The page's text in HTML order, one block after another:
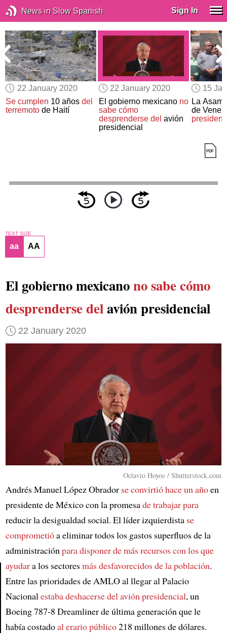
News in Slow Spanish Sign In
22 January 2020
Se cumplen 10 añosdel
terremoto de Haití
22 January 2020
El gobierno mexicano no
sabe cómo
desprenderse del avión
presidencial
15
La
de
Article
TEXT SIZE
aa AA
El gobierno mexicanono sabe cómo
desprenderse delavión presidencial
22 January 2020
Octavio Hoyos / Shutterstock.com
Andrés Manuel López Obrador se convirtió hace un añoen
presidente de México con la promesade trabajar para
reducir la desigualdad social. El líder izquierdista se
comprometióa eliminar todos los gastos superfluos de la
administraciónpara disponer de más recursoscon los que
ayudara los sectoresmás desfavorecidos de la población.
Entre las prioridades de AMLO al llegar al Palacio
Nacionalestaba deshacerse del avión presidencial, un
Boeing 787-8 Dreamliner de última generación que le
había costadoal erario público218 millones de dólares.